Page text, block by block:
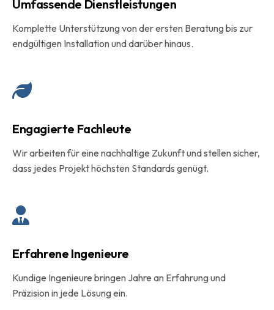
Umfassende Dienstleistungen
Komplette Unterstützung von der ersten Beratung bis zur
endgültigen Installation und darüber hinaus.
Engagierte Fachleute
Wir arbeiten für eine nachhaltige Zukunft und stellen sicher,
dass jedes Projekt höchsten Standards genügt.
Erfahrene Ingenieure
Kundige Ingenieure bringen Jahre an Erfahrung und
Präzision in jede Lösung ein.